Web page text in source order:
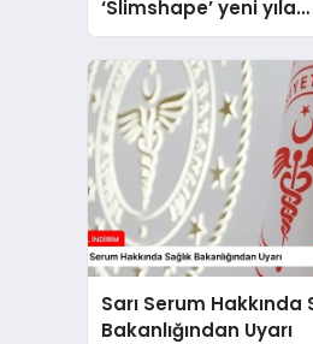
‘Slimshape’ yeni yıla
müjdelerle girdi!
Sarı Serum Hakkında
Bakanlığından Uyarı